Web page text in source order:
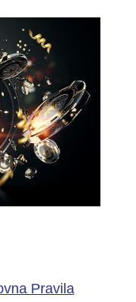
Pravila